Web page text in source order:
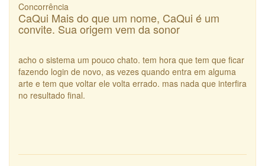
Concorrência
CaQui Mais do que um nome, CaQui é um
convite. Sua origem vem da sonor
acho o sistema um pouco chato. tem hora que tem que ficar
fazendo login de novo, as vezes quando entra em alguma
arte e tem que voltar ele volta errado. mas nada que interfira
no resultado final.